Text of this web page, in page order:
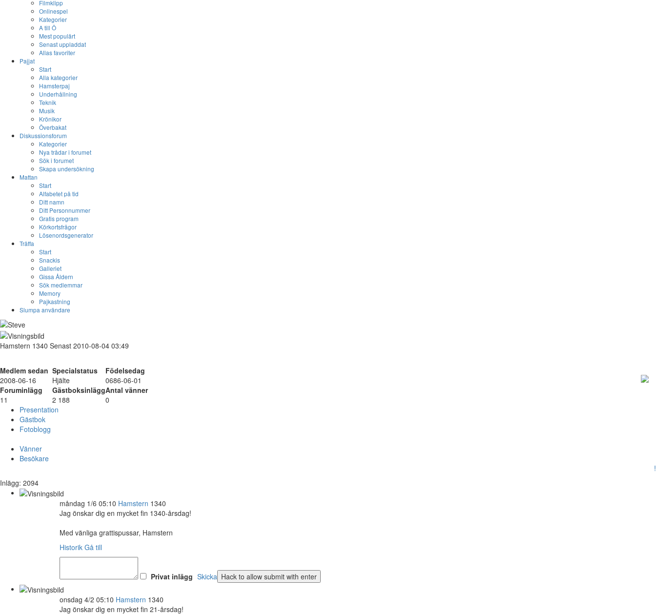
Filmklipp
Onlinespel
Kategorier
A till Ö
Mest populärt
Senast uppladdat
Allas favoriter
Pajjat
Start
Alla kategorier
Hamsterpaj
Underhållning
Teknik
Musik
Krönikor
Överbakat
Diskussionsforum
Kategorier
Nya trådar i forumet
Sök i forumet
Skapa undersökning
Mattan
Start
Alfabetet på tid
Ditt namn
Ditt Personnummer
Gratis program
Körkortsfrågor
Lösenordsgenerator
Träffa
Start
Snackis
Galleriet
Gissa Åldern
Sök medlemmar
Memory
Pajkastning
Slumpa användare
Hamstern 1340 Senast 2010-08-04 03:49
Medlem sedan Specialstatus
Födelsedag
2008-06-16
Hjälte
0686-06-01
Foruminlägg
GästboksinläggAntal vänner
11
2 188
0
Presentation
Gästbok
Fotoblogg
Vänner
Besökare
!
Inlägg: 2094
måndag 1/6 05:10 Hamstern 1340
Jag önskar dig en mycket fin 1340-årsdag!
Med vänliga grattispussar, Hamstern
Historik Gå till
Privat inlägg Skicka
onsdag 4/2 05:10 Hamstern 1340
Jag önskar dig en mycket fin 21-årsdag!